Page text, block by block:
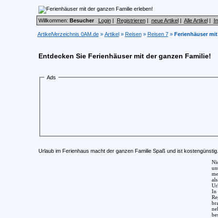
Willkommen: Besucher Login| Registrieren| neue Artikel| Alle Artikel|
ArtikelVerzeichnis 0AM.de» Artikel» Reisen» Reisen 7» Ferienhäuser
Entdecken Sie Ferienhäuser mit der ganzen Familie!
Ads
Urlaub im Ferienhaus macht der ganzen Familie Spaß und ist kostengünstig.
In